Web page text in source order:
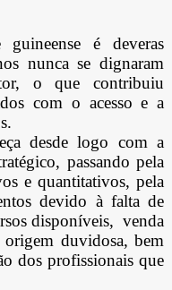
é deveras
nunca se dignaram
o que contribuiu
com o acesso e a
desde logo com a
passando pela
e quantitativos, pela
devido à falta de
disponíveis, venda
origem duvidosa, bem
dos profissionais que